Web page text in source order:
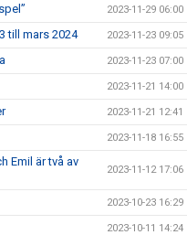
2023-11-29 06:00
till mars 2024 2023-11-23 09:05
2023-11-23 07:00
2023-11-21 14:00
2023-11-21 12:41
2023-11-18 16:55
Emil är två av
2023-11-12 17:06
2023-10-23 16:29
2023-10-11 14:24